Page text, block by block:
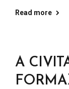
Read more
A